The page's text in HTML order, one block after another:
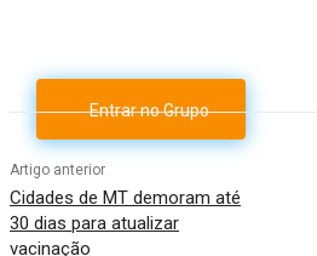
Entrar no Grupo
Artigo anterior
Cidades de MT demoram até
30 dias para atualizar
vacinação